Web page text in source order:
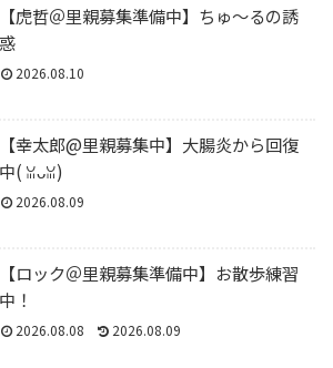
【虎哲＠里親募集準備中】ちゅ～るの誘
惑
2026.08.10
【幸太郎@里親募集中】大腸炎から回復
中(⁠ ⁠ꈍ⁠ᴗ⁠ꈍ⁠)
2026.08.09
【ロック＠里親募集準備中】お散歩練習
中！
2026.08.08 2026.08.09